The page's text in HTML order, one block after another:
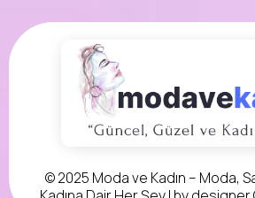
© 2025 Moda ve Kadın – Moda,